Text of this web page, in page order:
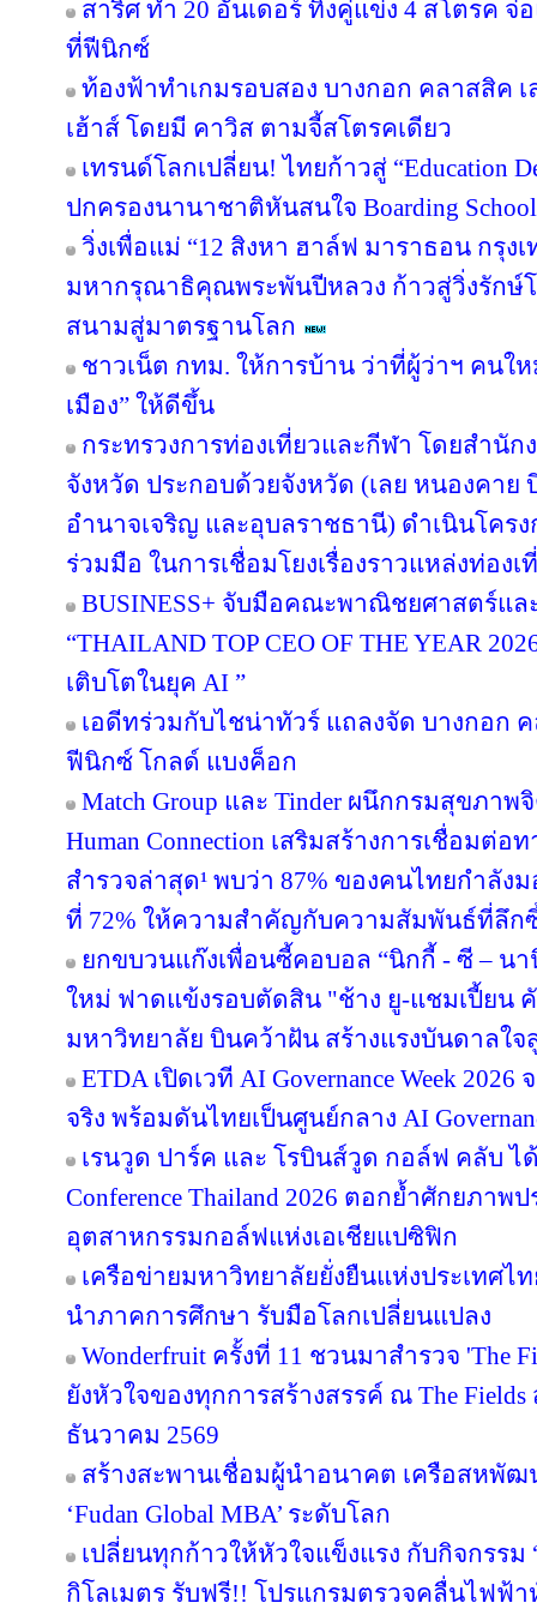
สาริศ ทำ 20 อันเดอร์ ทิ้งคู่แข่ง 4 สโตรค
ที่ฟีนิกซ์
ท้องฟ้าทำเกมรอบสอง บางกอก คลาสสิค
เฮ้าส์ โดยมี คาวิส ตามจี้สโตรคเดียว
เทรนด์โลกเปลี่ยน! ไทยก้าวสู่ “Education
ปกครองนานาชาติหันสนใจ Boarding
วิ่งเพื่อแม่ “12 สิงหา ฮาล์ฟ มาราธอน กรุง
มหากรุณาธิคุณพระพันปีหลวง ก้าวสู่วิ่งรักษ์
สนามสู่มาตรฐานโลก
ชาวเน็ต กทม. ให้การบ้าน ว่าที่ผู้ว่าฯ คน
เมือง” ให้ดีขึ้น
กระทรวงการท่องเที่ยวและกีฬา โดยสำนั
จังหวัด ประกอบด้วยจังหวัด (เลย หนองคา
อำนาจเจริญ และอุบลราชธานี) ดำเนินโคร
ร่วมมือ ในการเชื่อมโยงเรื่องราวแหล่งท่อง
BUSINESS+ จับมือคณะพาณิชยศาสตร์แ
“THAILAND TOP CEO OF THE YEAR
เติบโตในยุค AI ”
เอดีทร่วมกับไชน่าทัวร์ แถลงจัด บางกอก
ฟีนิกซ์ โกลด์ แบงค็อก
Match Group และ Tinder ผนึกกรมสุขภา
Human Connection เสริมสร้างการเชื่อมต่อ
สำรวจล่าสุด¹ พบว่า 87% ของคนไทยกำลั
ที่ 72% ให้ความสำคัญกับความสัมพันธ์ที่ลึก
ยกขบวนแก๊งเพื่อนซี้คอบอล “นิกกี้ - ซี – นา
ใหม่ ฟาดแข้งรอบตัดสิน "ช้าง ยู-แชมเปี้ยน
มหาวิทยาลัย บินคว้าฝัน สร้างแรงบันดาลใ
ETDA เปิดเวที AI Governance Week
จริง พร้อมดันไทยเป็นศูนย์กลาง AI
เรนวูด ปาร์ค และ โรบินส์วูด กอล์ฟ คลับ ไ
Conference Thailand 2026 ตอกย้ำศักยภาพ
อุตสาหกรรมกอล์ฟแห่งเอเชียแปซิฟิก
เครือข่ายมหาวิทยาลัยยั่งยืนแห่งประเทศ
นำภาคการศึกษา รับมือโลกเปลี่ยนแปลง
Wonderfruit ครั้งที่ 11 ชวนมาสำรวจ 'The
ยังหัวใจของทุกการสร้างสรรค์ ณ The
ธันวาคม 2569
สร้างสะพานเชื่อมผู้นำอนาคต เครือสหพั
‘Fudan Global MBA’ ระดับโลก
เปลี่ยนทุกก้าวให้หัวใจแข็งแรง กับกิจกรรม
กิโลเมตร รับฟรี!! โปรแกรมตรวจคลื่นไฟฟ้า